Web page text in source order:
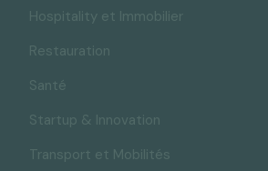
Hospitality et Immobilier
Restauration
Santé
Startup & Innovation
Transport et Mobilités